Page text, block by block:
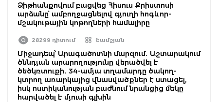
Ձիթհանքովում բացվեց Հիսուս Քրիստոսի
արձանը՝ ամբողջացնելով գյուղի հոգևոր-
մշակութային կոթողների համալիրը
28299 դիտում Շամշյան
Միջադեպ՝ Արագածոտնի մարզում․ Աշտարակում
ծննդյան արարողությունը վերածվել է
ծեծկռտուքի․ 34-ամյա տղամարդը ծակող-
կտրող առարկայից վնասվածքներ է ստացել,
իսկ ոստիկանության բաժնում նրանցից մեկը
հարվածել է մյուսի գլխին